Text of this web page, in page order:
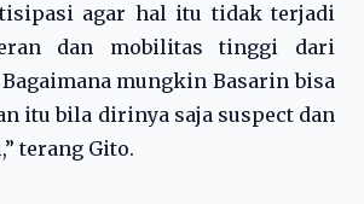
agar hal itu tidak terjadi
dan mobilitas tinggi dari
mungkin Basarin bisa
itu bila dirinya saja suspect dan
terang Gito.